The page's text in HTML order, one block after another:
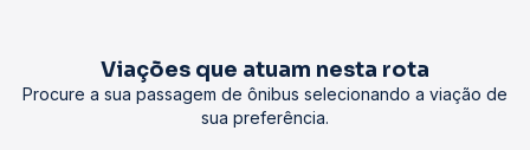
Viações que atuam nesta rota
Procure a sua passagem de ônibus selecionando a viação de
sua preferência.